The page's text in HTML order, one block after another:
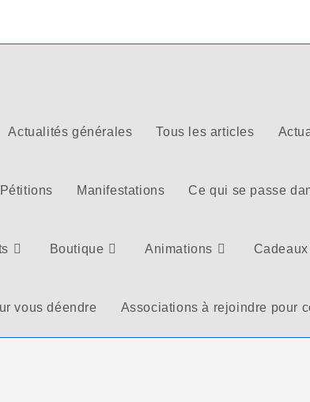
Actualités générales Tous les articles
Pétitions Manifestations Ce qui se passe
Boutique Animations Cadeaux
vous déendre Associations à rejoindre pour